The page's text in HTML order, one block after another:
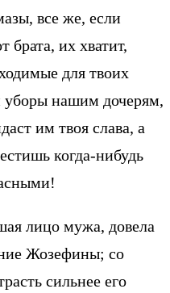
все же, если
брата, их хватит,
для твоих
уборы нашим дочерям,
им твоя слава, а
когда-нибудь
лицо мужа, довела
Жозефины; со
сильнее его